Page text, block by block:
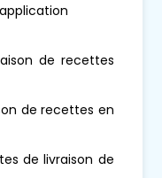
de recettes
de recettes en
de livraison de